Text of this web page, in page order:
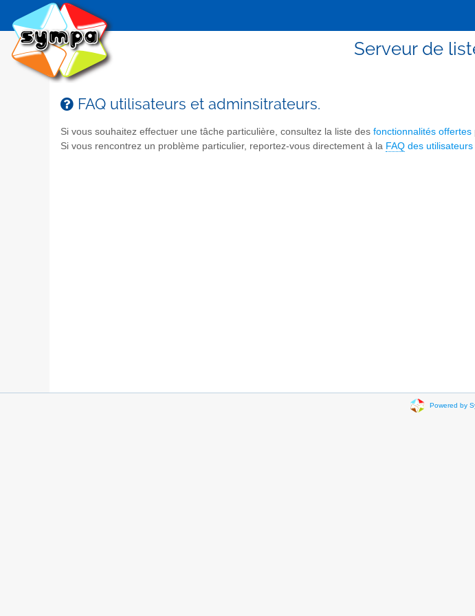
Serveur de
FAQ utilisateurs et adminsitrateurs.
Si vous souhaitez effectuer une tâche particulière, consultez la liste des fonctionnalités offertes
Si vous rencontrez un problème particulier, reportez-vous directement à la FAQ des utilisateurs
Powered by